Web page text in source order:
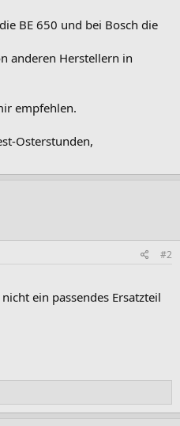
BE 650 und bei Bosch die
anderen Herstellern in
empfehlen.
Osterstunden,
#2
ein passendes Ersatzteil